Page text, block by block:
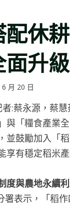
配休
升
月 20 日
:蔡永源，蔡
與「糧食產業
並鼓勵加入「
享有穩定稻米
度與農地永續
署表示，「稻